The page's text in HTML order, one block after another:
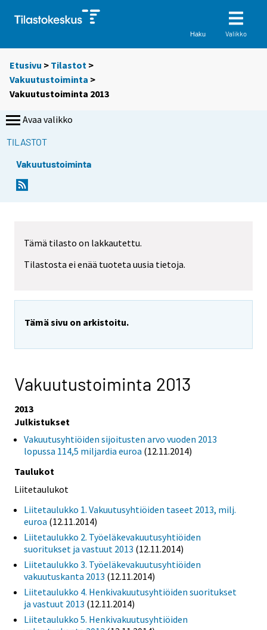
Haku Valikko
Etusivu > Tilastot >
Vakuutustoiminta >
Vakuutustoiminta 2013
Avaa valikko
TILASTOT
Vakuutustoiminta
Tämä tilasto on lakkautettu.
Tilastosta ei enää tuoteta uusia tietoja.
Tämä sivu on arkistoitu.
Vakuutustoiminta 2013
2013
Julkistukset
Vakuutusyhtiöiden sijoitusten arvo vuoden 2013
lopussa 114,5 miljardia euroa (12.11.2014)
Taulukot
Liitetaulukot
Liitetaulukko 1. Vakuutusyhtiöiden taseet 2013, milj.
euroa (12.11.2014)
Liitetaulukko 2. Työeläkevakuutusyhtiöiden
suoritukset ja vastuut 2013 (12.11.2014)
Liitetaulukko 3. Työeläkevakuutusyhtiöiden
vakuutuskanta 2013 (12.11.2014)
Liitetaulukko 4. Henkivakuutusyhtiöiden suoritukset
ja vastuut 2013 (12.11.2014)
Liitetaulukko 5. Henkivakuutusyhtiöiden